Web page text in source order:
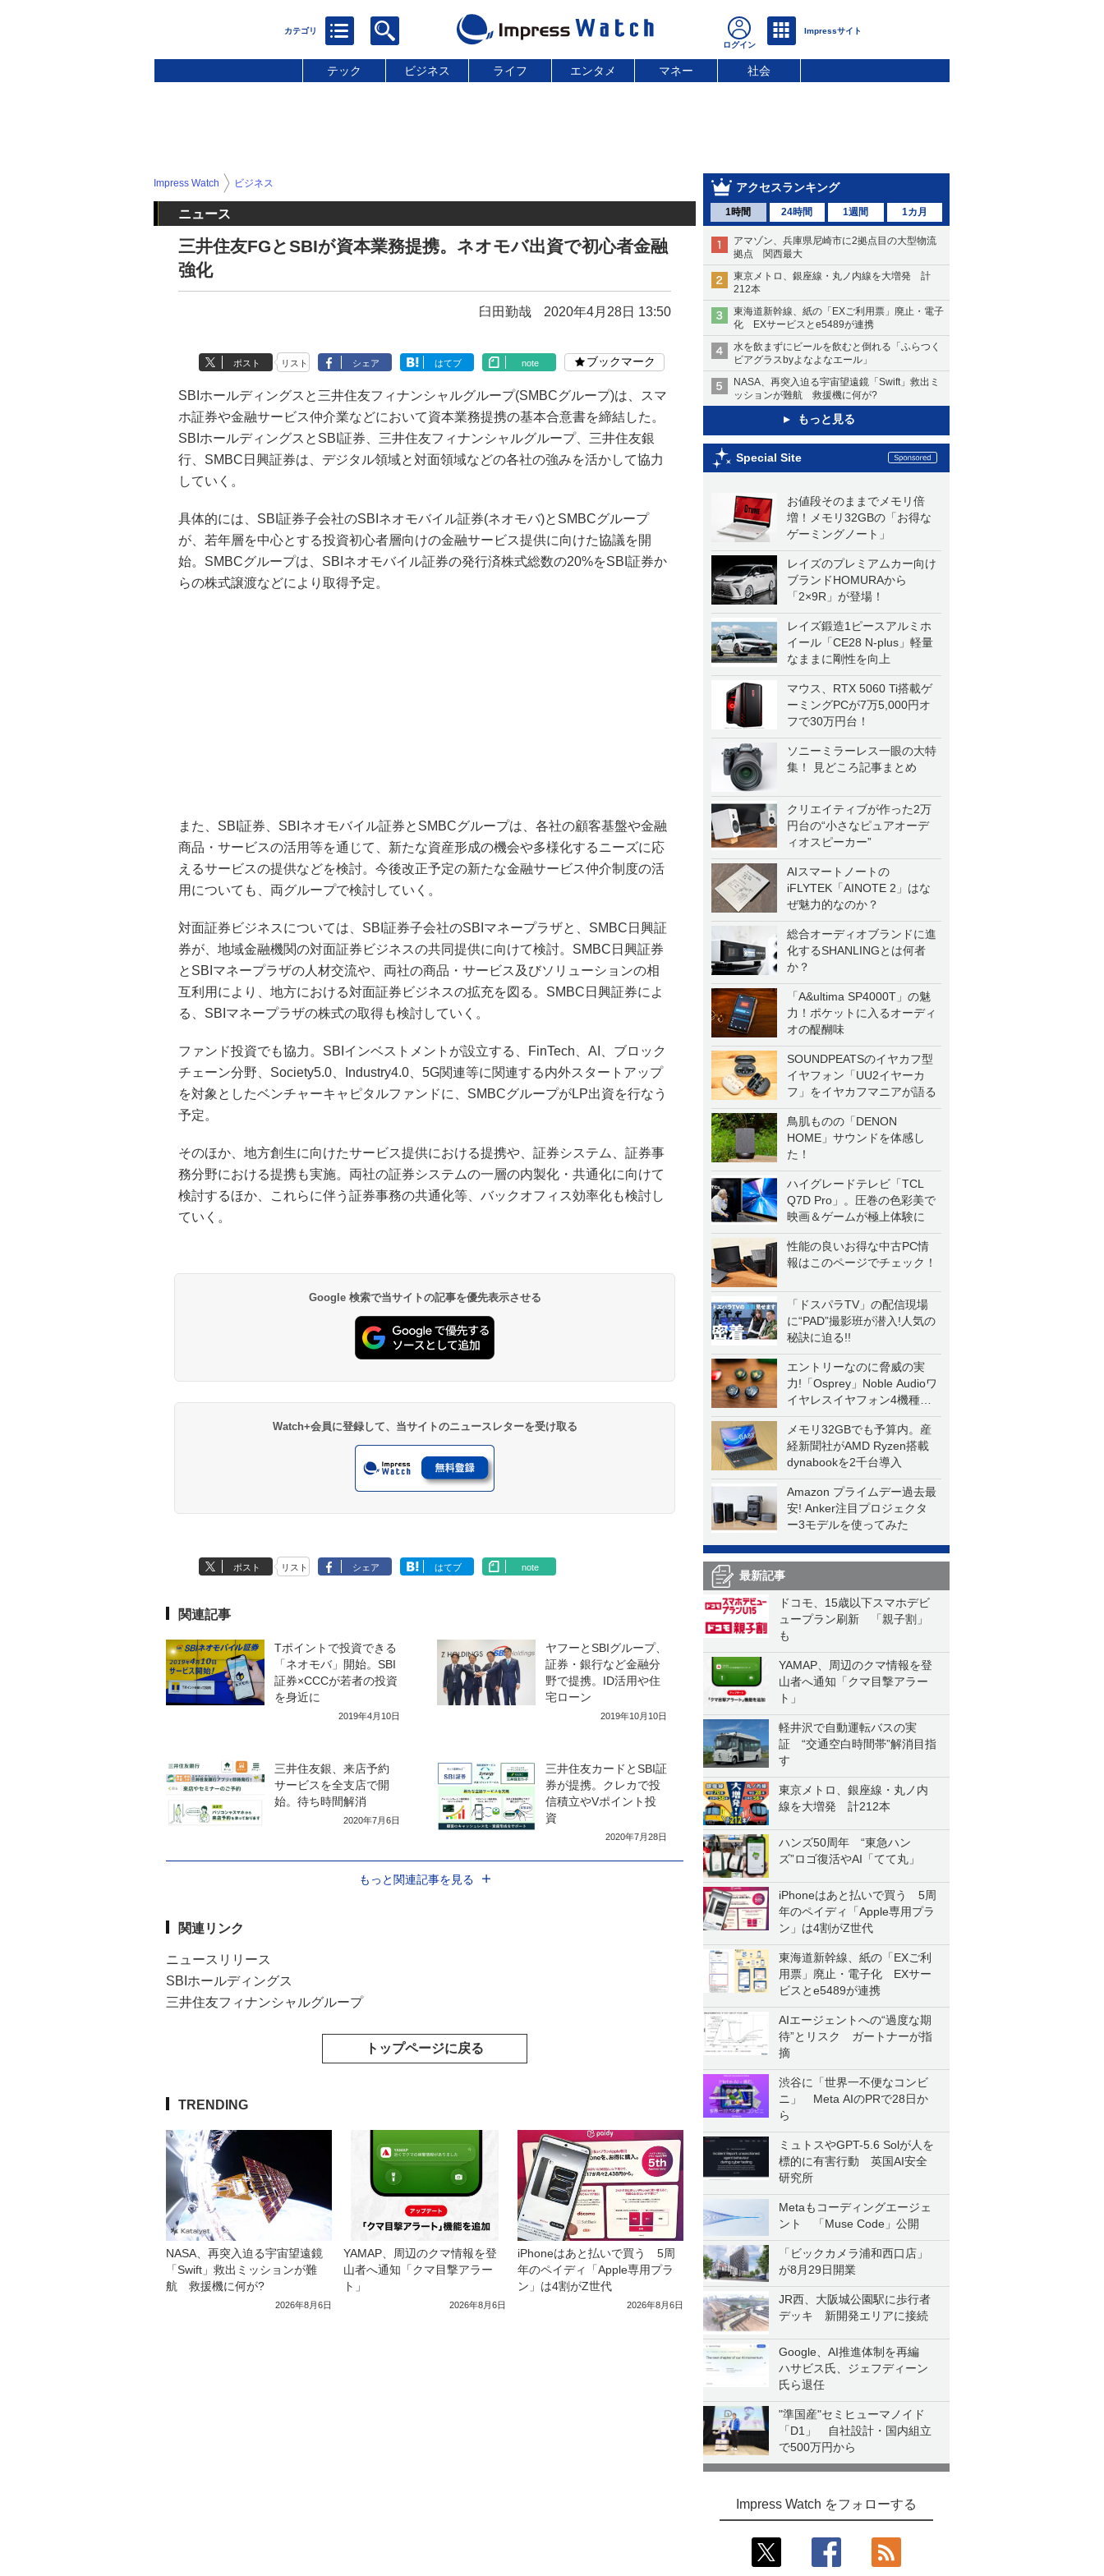
テック ビジネス ライフ エンタメ マネー 社会
アクセスランキング
1時間 24時間 1週間 1カ月
アマゾン、兵庫県尼崎市に2拠点目の大型物流
拠点 関西最大
東京メトロ、銀座線・丸ノ内線を大増発 計
212本
東海道新幹線、紙の「EXご利用票」廃止・電子
化 EXサービスとe5489が連携
水を飲まずにビールを飲むと倒れる「ふらつく
ビアグラスbyよなよなエール」
NASA、再突入迫る宇宙望遠鏡「Swift」救出ミ
ッションが難航 救援機に何が?
もっと見る
Special Site
お値段そのままでメモリ倍
増！メモリ32GBの「お得な
ゲーミングノート」
レイズのプレミアムカー向け
ブランドHOMURAから
「2×9R」が登場！
レイズ鍛造1ピースアルミホ
イール「CE28 N-plus」軽量
なままに剛性を向上
マウス、RTX 5060 Ti搭載ゲ
ーミングPCが7万5,000円オ
フで30万円台！
ソニーミラーレス一眼の大特
集！ 見どころ記事まとめ
クリエイティブが作った2万
円台の“小さなピュアオーデ
ィオスピーカー”
AIスマートノートの
iFLYTEK「AINOTE 2」はな
ぜ魅力的なのか？
総合オーディオブランドに進
化するSHANLINGとは何者
か？
「A&ultima SP4000T」の魅
力！ポケットに入るオーディ
オの醍醐味
SOUNDPEATSのイヤカフ型
イヤフォン「UU2イヤーカ
フ」をイヤカフマニアが語る
鳥肌ものの「DENON
HOME」サウンドを体感し
た！
ハイグレードテレビ「TCL
Q7D Pro」。圧巻の色彩美で
映画＆ゲームが極上体験に
性能の良いお得な中古PC情
報はこのページでチェック！
「ドスパラTV」の配信現場
に“PAD”撮影班が潜入!人気の
秘訣に迫る!!
エントリーなのに脅威の実
力!「Osprey」Noble Audioワ
イヤレスイヤフォン4機種を
一気に聴く
メモリ32GBでも予算内。産
経新聞社がAMD Ryzen搭載
dynabookを2千台導入
Amazon プライムデー過去最
安! Anker注目プロジェクタ
ー3モデルを使ってみた
最新記事
ドコモ、15歳以下スマホデビ
ュープラン刷新 「親子割」
も
YAMAP、周辺のクマ情報を登
山者へ通知「クマ目撃アラー
ト」
軽井沢で自動運転バスの実
証 “交通空白時間帯”解消目指
す
東京メトロ、銀座線・丸ノ内
線を大増発 計212本
ハンズ50周年 “東急ハン
ズ”ロゴ復活やAI「てて丸」
iPhoneはあと払いで買う 5周
年のペイディ「Apple専用プラ
ン」は4割がZ世代
東海道新幹線、紙の「EXご利
用票」廃止・電子化 EXサー
ビスとe5489が連携
AIエージェントへの“過度な期
待”とリスク ガートナーが指
摘
渋谷に「世界一不便なコンビ
ニ」 Meta AIのPRで28日か
ら
ミュトスやGPT-5.6 Solが人を
標的に有害行動 英国AI安全
研究所
Metaもコーディングエージェ
ント 「Muse Code」公開
「ビックカメラ浦和西口店」
が8月29日開業
JR西、大阪城公園駅に歩行者
デッキ 新開発エリアに接続
Google、AI推進体制を再編
ハサビス氏、ジェフディーン
氏ら退任
"準国産"セミヒューマノイド
「D1」 自社設計・国内組立
で500万円から
Impress Watch をフォローする
Impress Watch ビジネス
ニュース
三井住友FGとSBIが資本業務提携。ネオモバ出資で初心者金融
強化
臼田勤哉 2020年4月28日 13:50
ポスト リスト シェア はてブ note ブックマーク
SBIホールディングスと三井住友フィナンシャルグループ(SMBCグループ)は、スマ
ホ証券や金融サービス仲介業などにおいて資本業務提携の基本合意書を締結した。
SBIホールディングスとSBI証券、三井住友フィナンシャルグループ、三井住友銀
行、SMBC日興証券は、デジタル領域と対面領域などの各社の強みを活かして協力
していく。
具体的には、SBI証券子会社のSBIネオモバイル証券(ネオモバ)とSMBCグループ
が、若年層を中心とする投資初心者層向けの金融サービス提供に向けた協議を開
始。SMBCグループは、SBIネオモバイル証券の発行済株式総数の20%をSBI証券か
らの株式譲渡などにより取得予定。
また、SBI証券、SBIネオモバイル証券とSMBCグループは、各社の顧客基盤や金融
商品・サービスの活用等を通じて、新たな資産形成の機会や多様化するニーズに応
えるサービスの提供などを検討。今後改正予定の新たな金融サービス仲介制度の活
用についても、両グループで検討していく。
対面証券ビジネスについては、SBI証券子会社のSBIマネープラザと、SMBC日興証
券が、地域金融機関の対面証券ビジネスの共同提供に向けて検討。SMBC日興証券
とSBIマネープラザの人材交流や、両社の商品・サービス及びソリューションの相
互利用により、地方における対面証券ビジネスの拡充を図る。SMBC日興証券によ
る、SBIマネープラザの株式の取得も検討していく。
ファンド投資でも協力。SBIインベストメントが設立する、FinTech、AI、ブロック
チェーン分野、Society5.0、Industry4.0、5G関連等に関連する内外スタートアップ
を対象としたベンチャーキャピタルファンドに、SMBCグループがLP出資を行なう
予定。
そのほか、地方創生に向けたサービス提供における提携や、証券システム、証券事
務分野における提携も実施。両社の証券システムの一層の内製化・共通化に向けて
検討するほか、これらに伴う証券事務の共通化等、バックオフィス効率化も検討し
ていく。
Google 検索で当サイトの記事を優先表示させる
Watch+会員に登録して、当サイトのニュースレターを受け取る
ポスト リスト シェア はてブ note
関連記事
Tポイントで投資できる
「ネオモバ」開始。SBI
証券×CCCが若者の投資
を身近に
2019年4月10日
ヤフーとSBIグループ、
証券・銀行など金融分
野で提携。ID活用や住
宅ローン
2019年10月10日
三井住友銀、来店予約
サービスを全支店で開
始。待ち時間解消
2020年7月6日
三井住友カードとSBI証
券が提携。クレカで投
信積立やVポイント投
資
2020年7月28日
もっと関連記事を見る
関連リンク
ニュースリリース
SBIホールディングス
三井住友フィナンシャルグループ
トップページに戻る
TRENDING
NASA、再突入迫る宇宙望遠鏡
「Swift」救出ミッションが難
航 救援機に何が?
2026年8月6日
YAMAP、周辺のクマ情報を登
山者へ通知「クマ目撃アラー
ト」
2026年8月6日
iPhoneはあと払いで買う 5周
年のペイディ「Apple専用プラ
ン」は4割がZ世代
2026年8月6日